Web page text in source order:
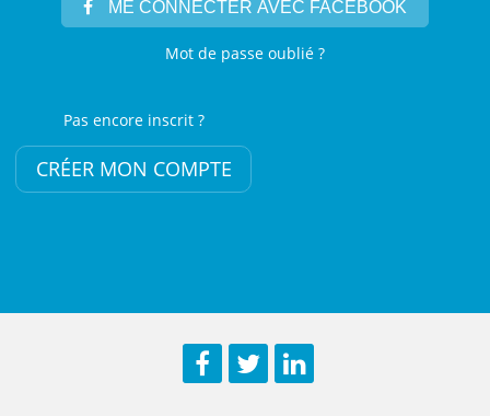
ME CONNECTER AVEC FACEBOOK
Mot de passe oublié ?
Pas encore inscrit ?
CRÉER MON COMPTE